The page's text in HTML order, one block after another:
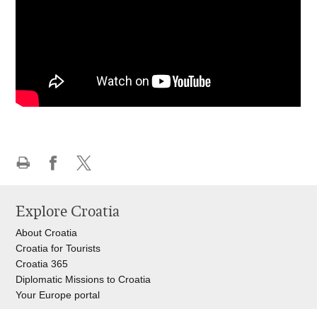
page
Facebook
X
Explore Croatia
About Croatia
Croatia for Tourists
Croatia 365
Diplomatic Missions to Croatia
Your Europe portal​